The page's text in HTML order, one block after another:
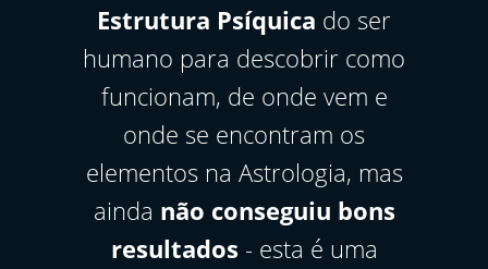
- Alvaro
Creio que das ferramentas da analise
junguiana, a analise de sonhos é
fundamental e a que tem uma
Estrutura Psíquica do ser
humano para descobrir como
funcionam, de onde vem e
onde se encontram os
elementos na Astrologia, mas
ainda não conseguiu bons
resultados - esta é uma